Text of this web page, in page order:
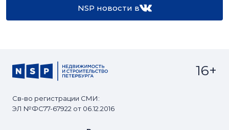
NSP новости в
Св-во регистрации СМИ:
ЭЛ №ФС77-67922 от 06.12.2016
16+